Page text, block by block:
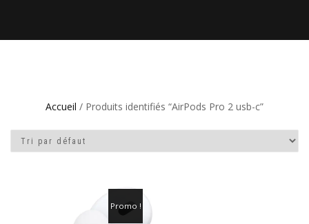
Accueil / Produits identifiés “AirPods Pro 2 usb-c”
Promo !